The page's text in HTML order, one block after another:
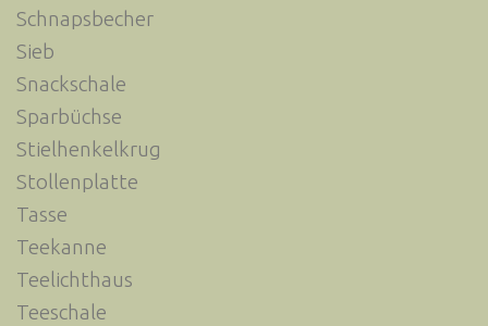
Schnapsbecher
Sieb
Snackschale
Sparbüchse
Stielhenkelkrug
Stollenplatte
Tasse
Teekanne
Teelichthaus
Teeschale